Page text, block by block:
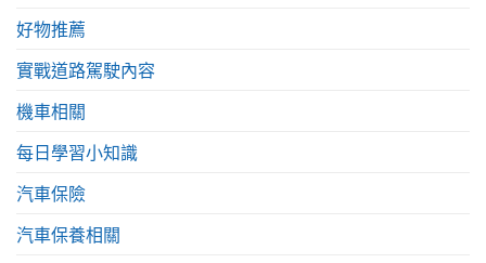
好物推薦
實戰道路駕駛內容
機車相關
每日學習小知識
汽車保險
汽車保養相關